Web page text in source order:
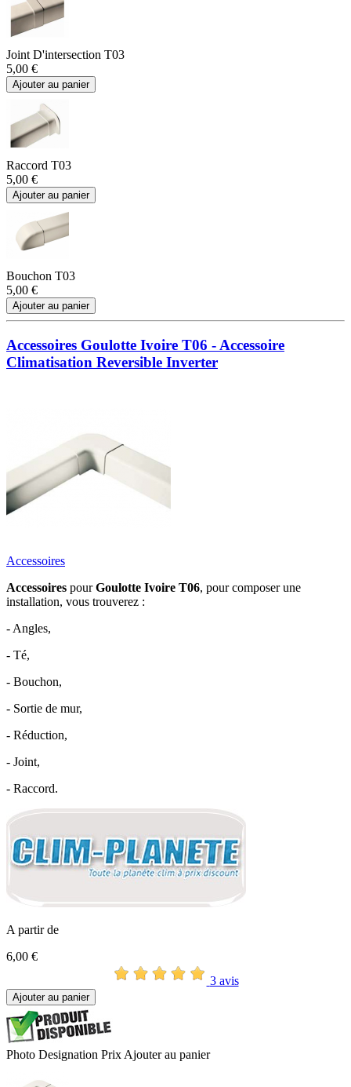
Joint D'intersection T03
5,00 €
Ajouter au panier
Raccord T03
5,00 €
Ajouter au panier
Bouchon T03
5,00 €
Ajouter au panier
Accessoires Goulotte Ivoire T06 - Accessoire
Climatisation Reversible Inverter
Accessoires
Accessoires pourGoulotte Ivoire T06, pour composer une
installation, vous trouverez :
- Angles,
- Té,
- Bouchon,
- Sortie de mur,
- Réduction,
- Joint,
- Raccord.
A partir de
6,00 €
3 avis
Ajouter au panier
Photo Designation Prix Ajouter au panier